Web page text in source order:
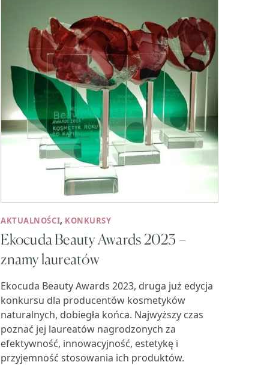
AKTUALNOŚCI, KONKURSY
Ekocuda Beauty Awards 2023 –
znamy laureatów
Ekocuda Beauty Awards 2023, druga już edycja
konkursu dla producentów kosmetyków
naturalnych, dobiegła końca. Najwyższy czas
poznać jej laureatów nagrodzonych za
efektywność, innowacyjność, estetykę i
przyjemność stosowania ich produktów.